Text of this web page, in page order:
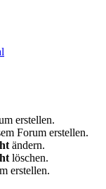
erstellen.
Forum erstellen.
ändern.
löschen.
erstellen.